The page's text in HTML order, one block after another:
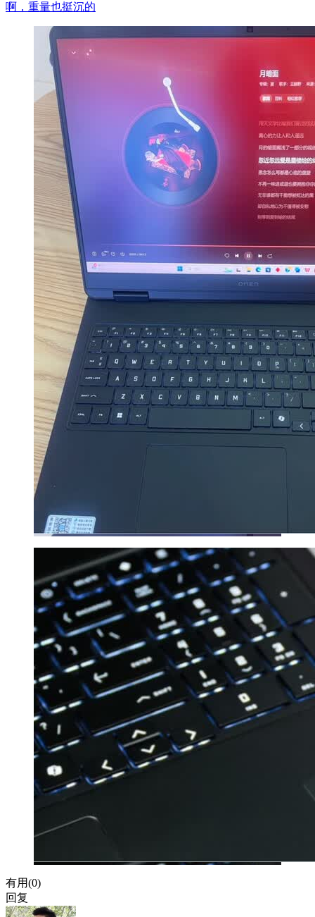
啊，重量也挺沉的
有用(0)
回复